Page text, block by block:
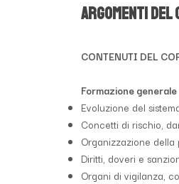
Argomenti del
CONTENUTI DEL
Formazione generale
Evoluzione del
Concetti di rischio,
Organizzazione
Diritti, doveri e
Organi di vigilanza,